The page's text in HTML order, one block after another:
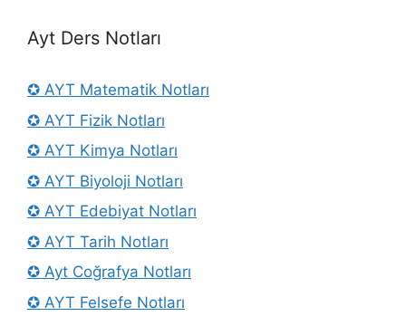
Ayt Ders Notları
✪ AYT Matematik Notları
✪ AYT Fizik Notları
✪ AYT Kimya Notları
✪ AYT Biyoloji Notları
✪ AYT Edebiyat Notları
✪ AYT Tarih Notları
✪ Ayt Coğrafya Notları
✪ AYT Felsefe Notları